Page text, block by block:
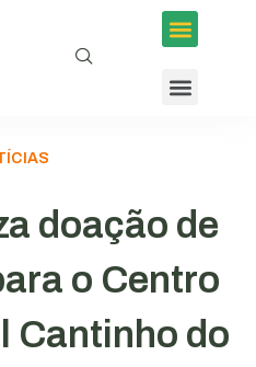
doação de
o Centro
Cantinho do